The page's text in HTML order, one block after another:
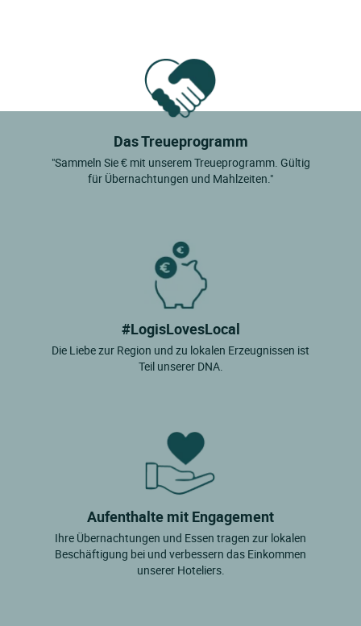
Das Treueprogramm
"Sammeln Sie € mit unserem Treueprogramm. Gültig
für Übernachtungen und Mahlzeiten."
#LogisLovesLocal
Die Liebe zur Region und zu lokalen Erzeugnissen ist
Teil unserer DNA.
Aufenthalte mit Engagement
Ihre Übernachtungen und Essen tragen zur lokalen
Beschäftigung bei und verbessern das Einkommen
unserer Hoteliers.